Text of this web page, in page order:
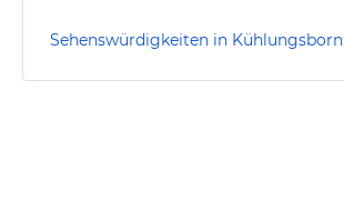
Sehenswürdigkeiten in Kühlungsborn